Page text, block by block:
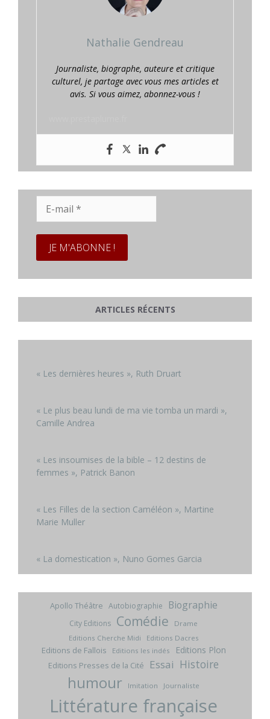
Nathalie Gendreau
Journaliste, biographe, auteure et critique
culturel, je partage avec vous mes articles et
avis. Si vous aimez, abonnez-vous !
mail
ARTICLES RÉCENTS
« Les dernières heures », Ruth Druart
« Le plus beau lundi de ma vie tomba un mardi »,
Camille Andrea
« Les insoumises de la bible – 12 destins de
femmes », Patrick Banon
« Les Filles de la section Caméléon », Martine
Marie Muller
« La domestication », Nuno Gomes Garcia
Apollo Théâtre Autobiographie Biographie
City Editions Comédie
Drame
Editions Cherche Midi
Editions Dacres
Editions de Fallois Editions les indés Editions Plon
Editions Presses de la Cité Essai Histoire
humour Imitation Journaliste
Littérature française